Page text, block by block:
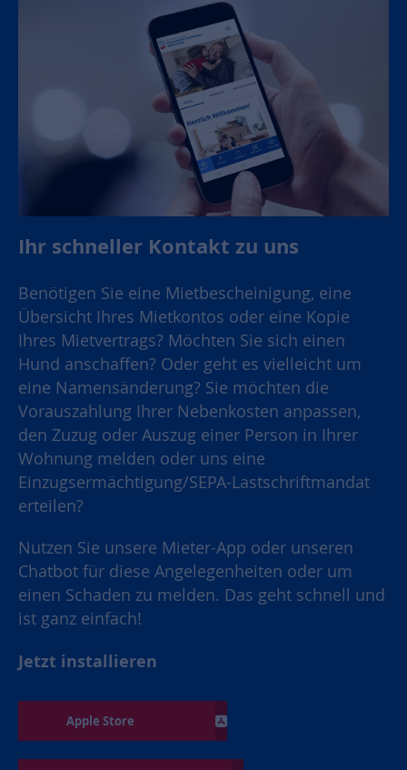
Ihr schneller Kontakt zu uns
Benötigen Sie eine Mietbescheinigung, eine
Übersicht Ihres Mietkontos oder eine Kopie
Ihres Mietvertrags? Möchten Sie sich einen
Hund anschaffen? Oder geht es vielleicht um
eine Namensänderung? Sie möchten die
Vorauszahlung Ihrer Nebenkosten anpassen,
den Zuzug oder Auszug einer Person in Ihrer
Wohnung melden oder uns eine
Einzugsermächtigung/SEPA-Lastschriftmandat
erteilen?
Nutzen Sie unsere Mieter-App oder unseren
Chatbot für diese Angelegenheiten oder um
einen Schaden zu melden. Das geht schnell und
ist ganz einfach!
Jetzt installieren
Apple Store